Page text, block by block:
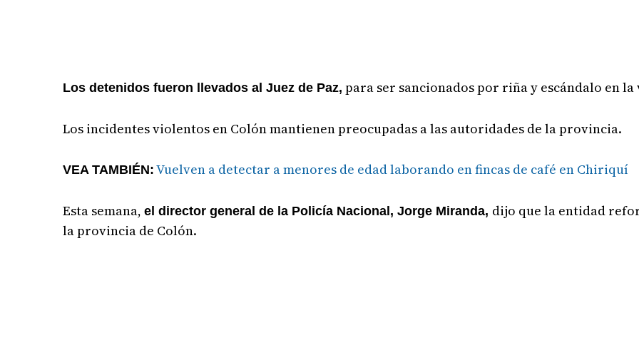
Los detenidos fueron llevados al Juez de Paz, para ser sancionados por riña y escándalo en
Los incidentes violentos en Colón mantienen preocupadas a las autoridades de la provincia.
VEA TAMBIÉN: Vuelven a detectar a menores de edad laborando en fincas de café en Chiriquí
Esta semana,el director general de la Policía Nacional, Jorge Miranda, dijo que la entidad
la provincia de Colón.